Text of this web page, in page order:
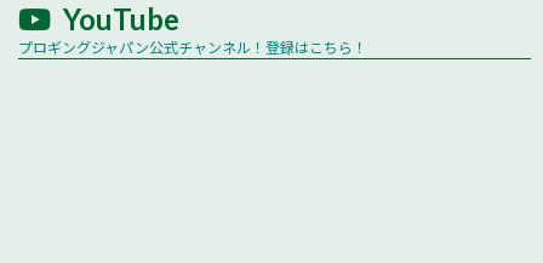
YouTube
プロギングジャパン公式チャンネル！登録はこちら！